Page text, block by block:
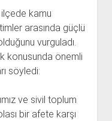
kamu
arasında güçlü
vurguladı.
konusunda önemli
söyledi:
ve sivil toplum
bir afete karşı